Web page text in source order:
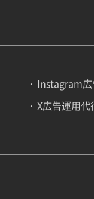
Instagram
X広告運用代